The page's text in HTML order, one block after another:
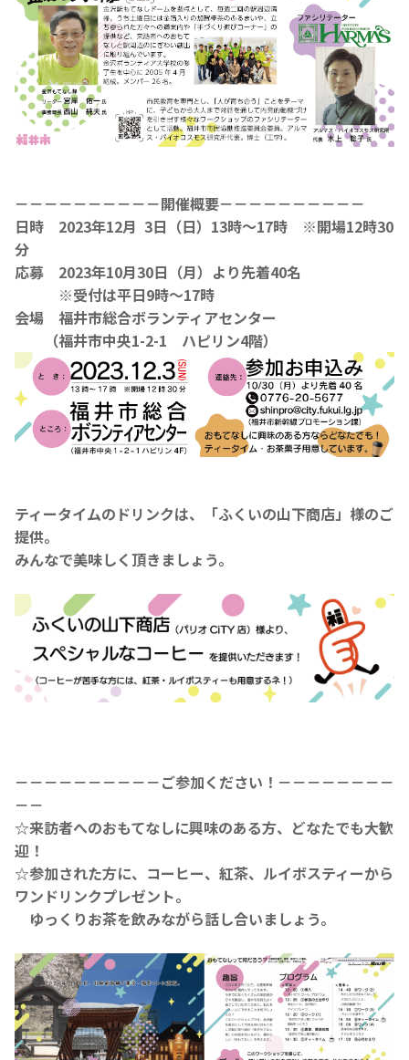
－－－－－－－－－－開催概要－－－－－－－－－－
日時 2023年12月 3日（日）13時～17時 ※開場12時30
分
応募 2023年10月30日（月）より先着40名
※受付は平日9時～17時
会場 福井市総合ボランティアセンター
（福井市中央1-2-1 ハピリン4階）
ティータイムのドリンクは、「ふくいの山下商店」様のご
提供。
みんなで美味しく頂きましょう。
－－－－－－－－－－ご参加ください！－－－－－－－－
－－
☆来訪者へのおもてなしに興味のある方、どなたでも大歓
迎！
☆参加された方に、コーヒー、紅茶、ルイボスティーから
ワンドリンクプレゼント。
ゆっくりお茶を飲みながら話し合いましょう。